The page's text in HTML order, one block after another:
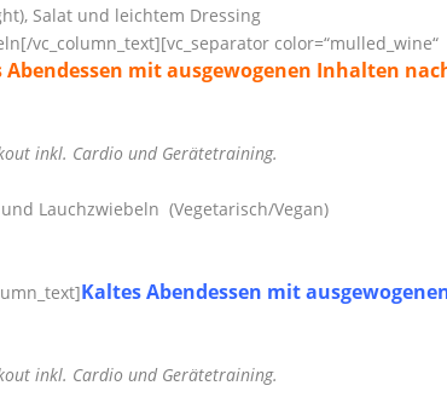
Salat und leichtem Dressing
vc_column_text][vc_separator color=“mulled_wine“
Abendessen mit ausgewogenen Inhalten
inkl. Cardio und Gerätetraining.
und Lauchzwiebeln(Vegetarisch/Vegan)
Kaltes Abendessen mit
inkl. Cardio und Gerätetraining.